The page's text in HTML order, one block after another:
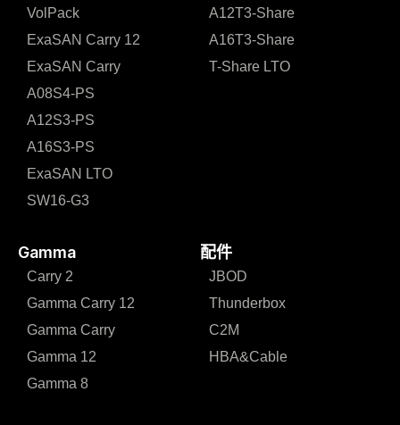
VolPack
ExaSAN Carry 12
ExaSAN Carry
A08S4-PS
A12S3-PS
A16S3-PS
ExaSAN LTO
SW16-G3
A12T3-Share
A16T3-Share
T-Share LTO
Gamma 配件
Carry 2
Gamma Carry 12
Gamma Carry
Gamma 12
Gamma 8
JBOD
Thunderbox
C2M
HBA&Cable